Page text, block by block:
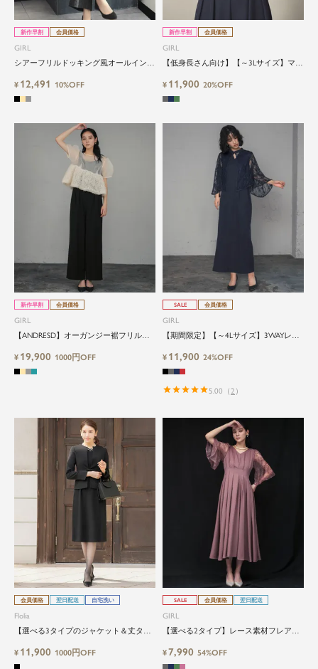
新作早割 会員価格
GIRL
シアーフリルドッキング風オールインワ
¥ 12,491 10%OFF
新作早割 会員価格
GIRL
【低身長さん向け】【～3Lサイズ】マル
ャミソールオールインワン2点セットパ
ーティードレス
¥ 11,900 20%OFF
新作早割 会員価格
GIRL
【ANDRESD】オーガンジー裾フリルト
トパーティードレス
¥ 19,900 1000円OFF
SALE 会員価格
GIRL
【期間限定】【～4Lサイズ】3WAYレー
リーブロング丈結婚式ワンピースパーテ
ィードレス
¥ 11,900 24%OFF
5.00 （2 ）
会員価格 翌日配送 自宅洗い
Flolia
【選べる3タイプのジャケット＆丈タイ
プセレモニースーツ
¥ 11,900 1000円OFF
SALE 会員価格 翌日配送
GIRL
【選べる2タイプ】レース素材フレアス
¥7,990 54%OFF